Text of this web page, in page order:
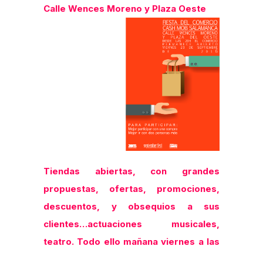
Calle Wences Moreno y Plaza Oeste
Tiendas abiertas, con grandes
propuestas, ofertas, promociones,
descuentos, y obsequios a sus
clientes…actuaciones musicales,
teatro. Todo ello mañana viernes a las